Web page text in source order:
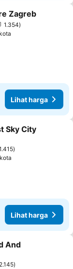
ke favorit
Zagreb
1.354
Lihat harga
ke favorit
Sky City
Lihat harga
ke favorit
And
2.145